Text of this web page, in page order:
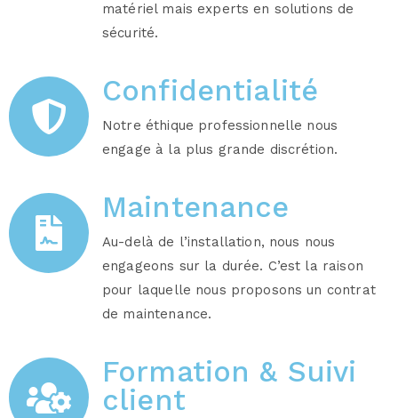
matériel mais experts en solutions de
sécurité.
Confidentialité
Notre éthique professionnelle nous
engage à la plus grande discrétion.
Maintenance
Au-delà de l’installation, nous nous
engageons sur la durée. C’est la raison
pour laquelle nous proposons un contrat
de maintenance.
Formation & Suivi
client